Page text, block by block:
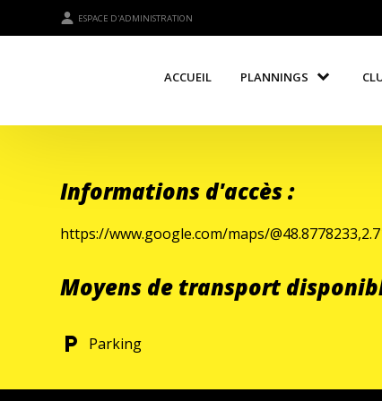
ESPACE D'ADMINISTRATION
ACCUEIL PLANNINGS
Informations d'accès :
https://www.google.com/maps/
Moyens de transport
local_parking Parking